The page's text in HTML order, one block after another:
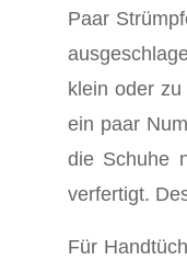
Paar
klein oder
ein paar
die Schuhe
verfertigt.
Für